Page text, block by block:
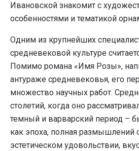
Ивановской знакомит с
особенностями и тематикой
Одним из крупнейших
средневековой культуре
Помимо романа «Имя Розы»,
антураже средневековья, его
множество научных работ.
столетий, когда оно
темный и варварский период –
как эпоха, полная размышлений
эстетическом удовольствии,